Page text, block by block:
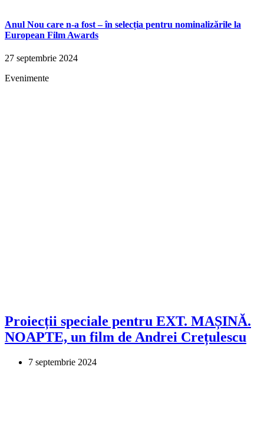
Anul Nou care n-a fost – în selecția pentru nominalizările la
European Film Awards
27 septembrie 2024
Evenimente
Proiecții speciale pentru EXT. MAȘINĂ.
NOAPTE, un film de Andrei Crețulescu
7 septembrie 2024